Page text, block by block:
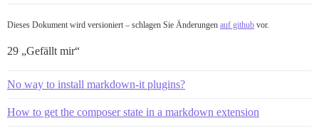
Dieses Dokument wird versioniert – schlagen Sie Änderungen auf github vor.
29 „Gefällt mir“
No way to install markdown-it plugins?
How to get the composer state in a markdown extension